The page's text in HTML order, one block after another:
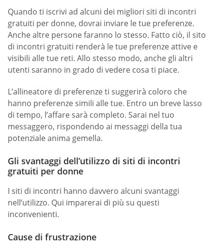
Quando ti iscrivi ad alcuni dei migliori siti di incontri
gratuiti per donne, dovrai inviare le tue preferenze.
Anche altre persone faranno lo stesso. Fatto ciò, il sito
di incontri gratuiti renderà le tue preferenze attive e
visibili alle tue reti. Allo stesso modo, anche gli altri
utenti saranno in grado di vedere cosa ti piace.
L’allineatore di preferenze ti suggerirà coloro che
hanno preferenze simili alle tue. Entro un breve lasso
di tempo, l’affare sarà completo. Sarai nel tuo
messaggero, rispondendo ai messaggi della tua
potenziale anima gemella.
Gli svantaggi dell’utilizzo di siti di incontri
gratuiti per donne
I siti di incontri hanno davvero alcuni svantaggi
nell’utilizzo. Qui imparerai di più su questi
inconvenienti.
Cause di frustrazione